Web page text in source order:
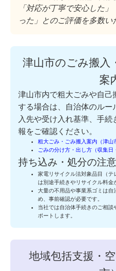
「対応が丁寧で安心した
った」とのご評価を多数い
津山市のごみ搬入
案
津山市内で粗大ごみや自己
する場合は、自治体のルー
入先や受け入れ基準、手
報をご確認ください。
粗大ごみ・ごみ搬入案内（津山
ごみの分け方・出し方（収集日
持ち込み・処分の注
家電リサイクル法対象品目（テ
は別途手続きやリサイクル料金
大量の不用品や事業系ゴミは自
め、事前確認が必要です。
当社では自治体手続きのご相
ポートします。
地域包括支援・